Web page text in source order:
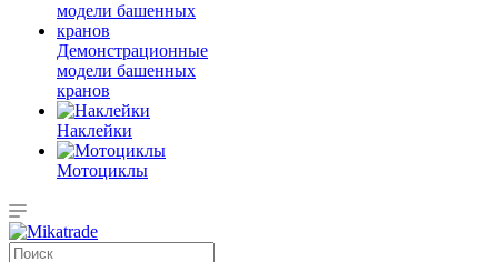
Демонстрационные
модели башенных
кранов
Наклейки
Мотоциклы